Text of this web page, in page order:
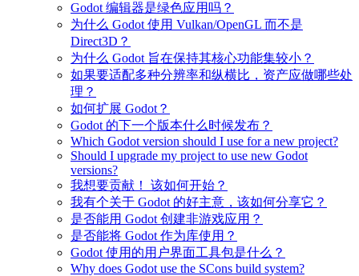
Godot 编辑器是绿色应用吗？
为什么 Godot 使用 Vulkan/OpenGL 而不是
Direct3D？
为什么 Godot 旨在保持其核心功能集较小？
如果要适配多种分辨率和纵横比，资产应做哪些处
理？
如何扩展 Godot？
Godot 的下一个版本什么时候发布？
Which Godot version should I use for a new project?
Should I upgrade my project to use new Godot
versions?
我想要贡献！ 该如何开始？
我有个关于 Godot 的好主意，该如何分享它？
是否能用 Godot 创建非游戏应用？
是否能将 Godot 作为库使用？
Godot 使用的用户界面工具包是什么？
Why does Godot use the SCons build system?